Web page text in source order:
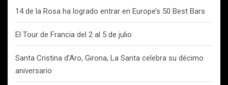
14 de la Rosa ha logrado entrar en Europe’s 50 Best Bars
El Tour de Francia del 2 al 5 de julio
Santa Cristina d’Aro, Girona, La Santa celebra su décimo
aniversario